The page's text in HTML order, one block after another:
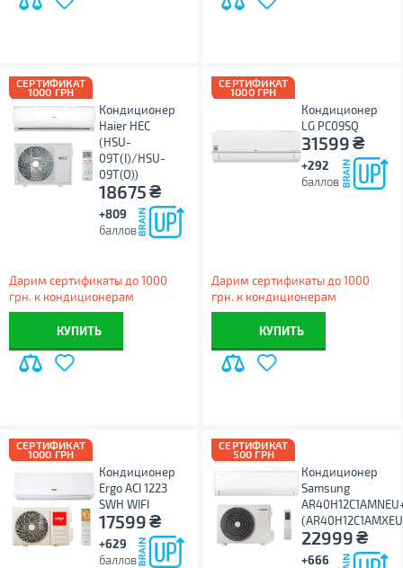
СЕРТИФИКАТ
1000 ГРН
Кондиционер
Haier HEC
(HSU-
09T(I)/HSU-
09T(O))
18675₴
+809
баллов
Дарим сертификаты до 1000
грн. к кондиционерам
КУПИТЬ
СЕРТИФИКАТ
1000 ГРН
Кондиционер
LG PC09SQ
31599₴
+292
баллов
Дарим сертификаты до 1000
грн. к кондиционерам
КУПИТЬ
СЕРТИФИКАТ
1000 ГРН
Кондиционер
Ergo ACI 1223
SWH WIFI
17599₴
+629
баллов
СЕРТИФИКАТ
500 ГРН
Кондиционер
Samsung
22999₴
+666